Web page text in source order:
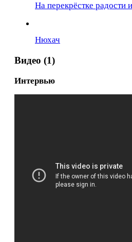
На перекрёстке радости
Нюхач
Видео (1)
Интервью